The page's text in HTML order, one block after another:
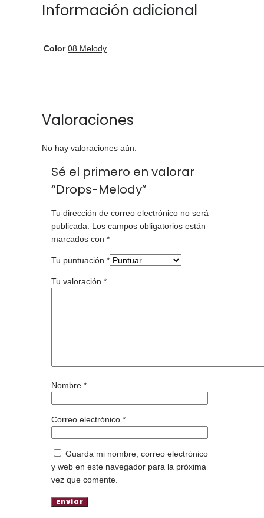
Información adicional
Color 08 Melody
Valoraciones
No hay valoraciones aún.
Sé el primero en valorar
“Drops-Melody”
Tu dirección de correo electrónico no será
publicada.
Los campos obligatorios están
marcados con *
Tu puntuación *
Tu valoración *
Nombre *
Correo electrónico *
Guarda mi nombre, correo electrónico
y web en este navegador para la próxima
vez que comente.